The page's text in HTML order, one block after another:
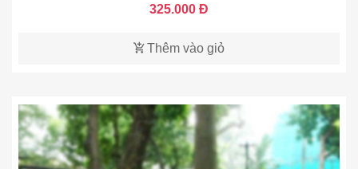
325.000 Đ
Thêm vào giỏ